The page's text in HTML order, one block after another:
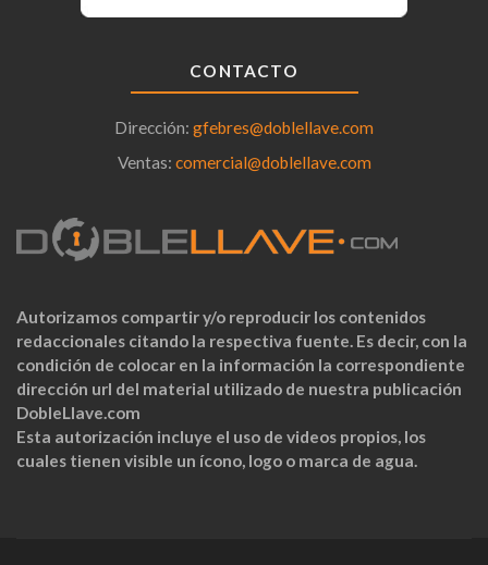
CONTACTO
Dirección: gfebres@doblellave.com
Ventas: comercial@doblellave.com
Autorizamos compartir y/o reproducir los contenidos
redaccionales citando la respectiva fuente. Es decir, con la
condición de colocar en la información la correspondiente
dirección url del material utilizado de nuestra publicación
DobleLlave.com
Esta autorización incluye el uso de videos propios, los
cuales tienen visible un ícono, logo o marca de agua.